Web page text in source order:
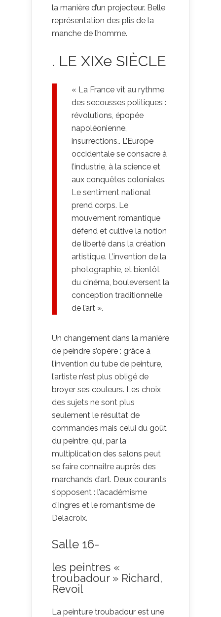
la manière d’un projecteur. Belle
représentation des plis de la
manche de l’homme.
. LE XIXe SIÈCLE
« La France vit au rythme
des secousses politiques :
révolutions, épopée
napoléonienne,
insurrections.. L’Europe
occidentale se consacre à
l’industrie, à la science et
aux conquêtes coloniales.
Le sentiment national
prend corps. Le
mouvement romantique
défend et cultive la notion
de liberté dans la création
artistique. L’invention de la
photographie, et bientôt
du cinéma, bouleversent la
conception traditionnelle
de l’art ».
Un changement dans la manière
de peindre s’opère : grâce à
l’invention du tube de peinture,
l’artiste n’est plus obligé de
broyer ses couleurs. Les choix
des sujets ne sont plus
seulement le résultat de
commandes mais celui du goût
du peintre, qui, par la
multiplication des salons peut
se faire connaitre auprès des
marchands d’art. Deux courants
s’opposent : l’académisme
d’Ingres et le romantisme de
Delacroix.
Salle 16-
les peintres «
troubadour » Richard,
Revoil
La peinture troubadour est une